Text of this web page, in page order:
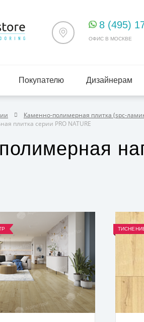
8 (495)
ОФИС В МОСКВЕ
Покупателю Дизайнерам
Каменно-полимерная плитка (spc-
плитка серии PRO NATURE